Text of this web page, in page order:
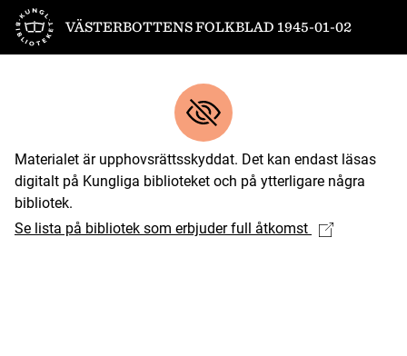
Till startsidan
VÄSTERBOTTENS FOLKBLAD 1945-01-02
Materialet är upphovsrättsskyddat. Det kan endast läsas
digitalt på Kungliga biblioteket och på ytterligare några
bibliotek.
Se lista på bibliotek som erbjuder full åtkomst